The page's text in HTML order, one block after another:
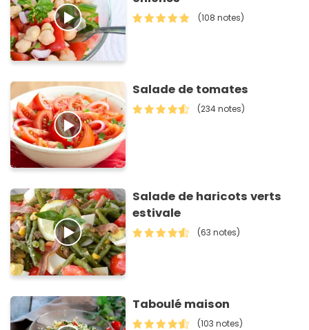
(108 notes)
Salade de tomates
(234 notes)
Salade de haricots verts
estivale
(63 notes)
Taboulé maison
(103 notes)